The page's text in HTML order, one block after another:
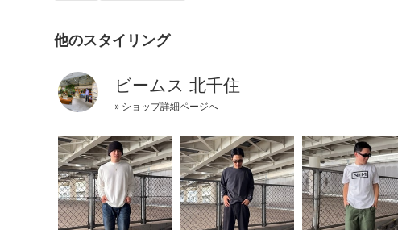
他のスタイリング
ビームス 北千住
» ショップ詳細ページへ